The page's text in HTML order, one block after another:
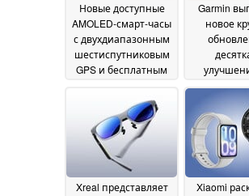
Новые доступные
AMOLED-смарт-часы
с двухдиапазонным
шестиспутниковым
GPS и бесплатным
нержавеющей стали
27 May 2026
Garmin
новое
смарт-
2026
Xreal представляет
Xiaomi